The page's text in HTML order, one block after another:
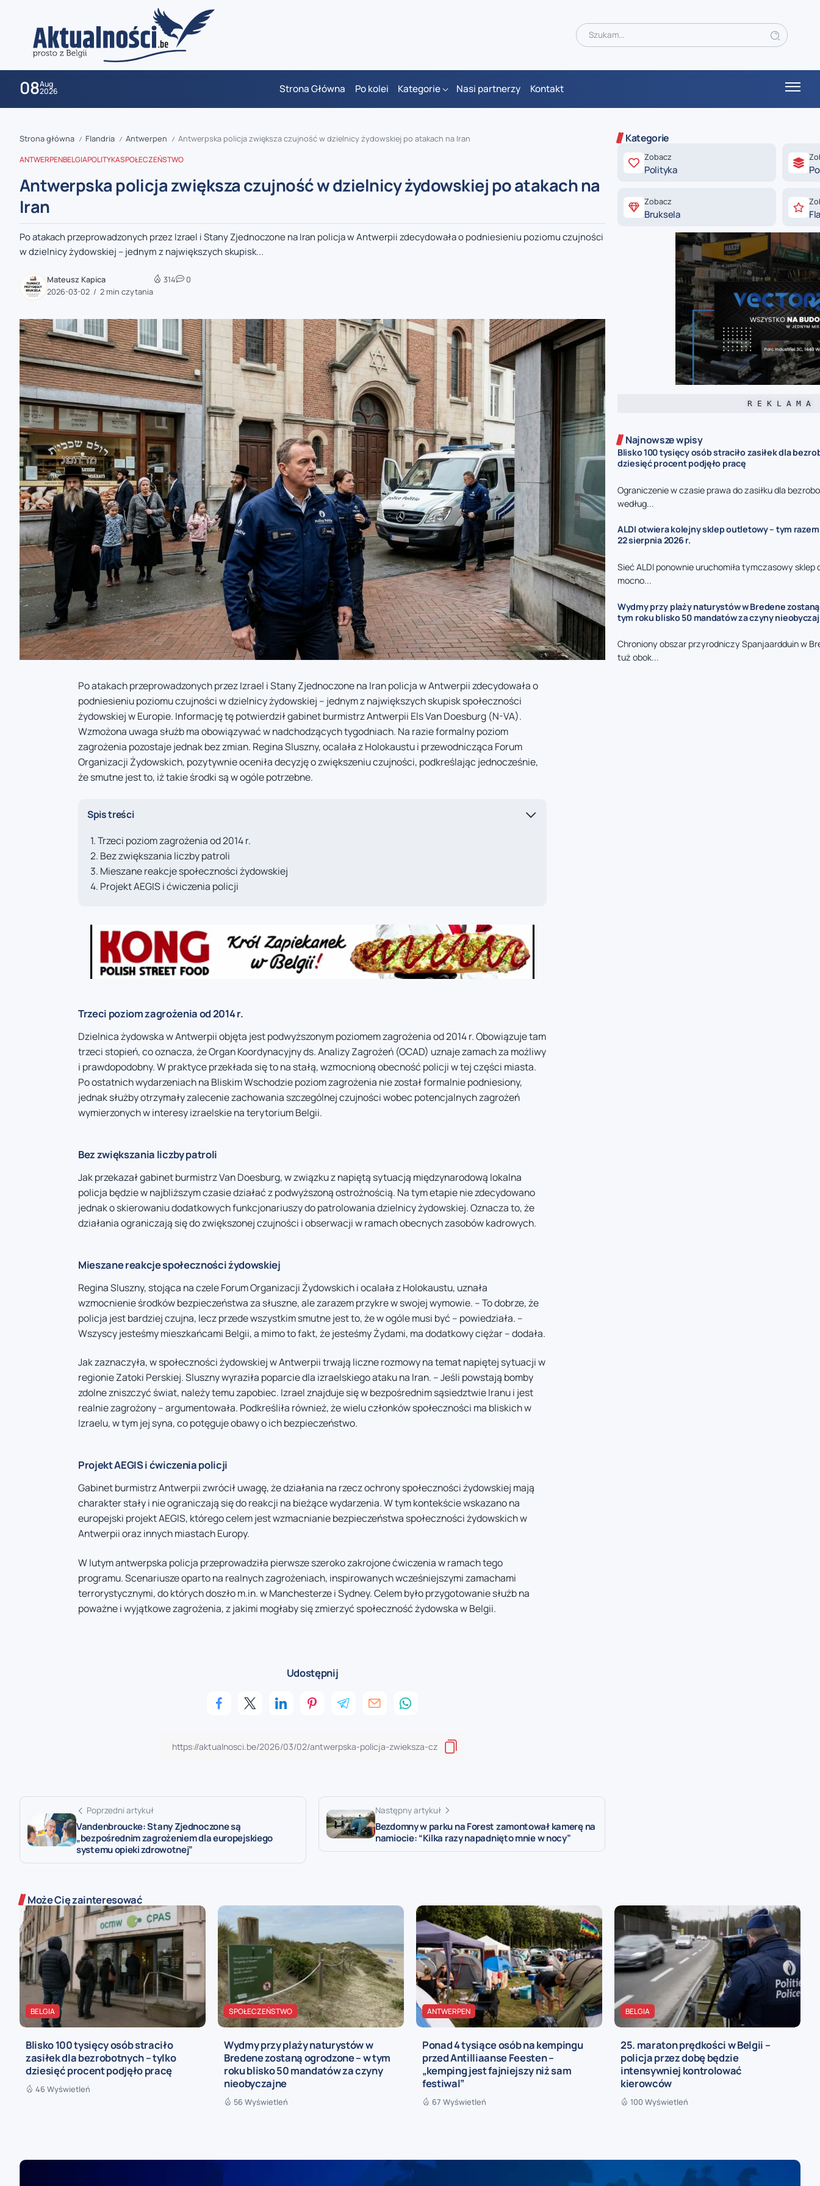
08Aug
2026 Strona Główna Po kolei Kategorie Nasi partnerzy Kontakt
zaobserwuj nas
zaobserwuj nas
zaobserwuj nas
zaobserwuj nas
zaobserwuj nas
Strona główna / Flandria / Antwerpen / Antwerpska policja zwiększa czujność w dzielnicy żydowskiej po atakach na Iran
ANTWERPENBELGIAPOLITYKASPOŁECZEŃSTWO
Antwerpska policja zwiększa czujność w dzielnicy żydowskiej po atakach na
Iran
Po atakach przeprowadzonych przez Izrael i Stany Zjednoczone na Iran policja w Antwerpii zdecydowała o podniesieniu poziomu czujności
w dzielnicy żydowskiej – jednym z największych skupisk...
Mateusz Kapica
2026-03-02
2 min czytania
314 0
Po atakach przeprowadzonych przez Izrael i Stany Zjednoczone na Iran policja w Antwerpii zdecydowała o
podniesieniu poziomu czujności w dzielnicy żydowskiej – jednym z największych skupisk społeczności
żydowskiej w Europie. Informację tę potwierdził gabinet burmistrz Antwerpii Els Van Doesburg (N-VA).
Wzmożona uwaga służb ma obowiązywać w nadchodzących tygodniach. Na razie formalny poziom
zagrożenia pozostaje jednak bez zmian. Regina Sluszny, ocalała z Holokaustu i przewodnicząca Forum
Organizacji Żydowskich, pozytywnie oceniła decyzję o zwiększeniu czujności, podkreślając jednocześnie,
że smutne jest to, iż takie środki są w ogóle potrzebne.
Spis treści
Trzeci poziom zagrożenia od 2014 r.
Bez zwiększania liczby patroli
Mieszane reakcje społeczności żydowskiej
Projekt AEGIS i ćwiczenia policji
Trzeci poziom zagrożenia od 2014 r.
Dzielnica żydowska w Antwerpii objęta jest podwyższonym poziomem zagrożenia od 2014 r. Obowiązuje tam
trzeci stopień, co oznacza, że Organ Koordynacyjny ds. Analizy Zagrożeń (OCAD) uznaje zamach za możliwy
i prawdopodobny. W praktyce przekłada się to na stałą, wzmocnioną obecność policji w tej części miasta.
Po ostatnich wydarzeniach na Bliskim Wschodzie poziom zagrożenia nie został formalnie podniesiony,
jednak służby otrzymały zalecenie zachowania szczególnej czujności wobec potencjalnych zagrożeń
wymierzonych w interesy izraelskie na terytorium Belgii.
Bez zwiększania liczby patroli
Jak przekazał gabinet burmistrz Van Doesburg, w związku z napiętą sytuacją międzynarodową lokalna
policja będzie w najbliższym czasie działać z podwyższoną ostrożnością. Na tym etapie nie zdecydowano
jednak o skierowaniu dodatkowych funkcjonariuszy do patrolowania dzielnicy żydowskiej. Oznacza to, że
działania ograniczają się do zwiększonej czujności i obserwacji w ramach obecnych zasobów kadrowych.
Mieszane reakcje społeczności żydowskiej
Regina Sluszny, stojąca na czele Forum Organizacji Żydowskich i ocalała z Holokaustu, uznała
wzmocnienie środków bezpieczeństwa za słuszne, ale zarazem przykre w swojej wymowie. – To dobrze, że
policja jest bardziej czujna, lecz przede wszystkim smutne jest to, że w ogóle musi być – powiedziała. –
Wszyscy jesteśmy mieszkańcami Belgii, a mimo to fakt, że jesteśmy Żydami, ma dodatkowy ciężar – dodała.
Jak zaznaczyła, w społeczności żydowskiej w Antwerpii trwają liczne rozmowy na temat napiętej sytuacji w
regionie Zatoki Perskiej. Sluszny wyraziła poparcie dla izraelskiego ataku na Iran. – Jeśli powstają bomby
zdolne zniszczyć świat, należy temu zapobiec. Izrael znajduje się w bezpośrednim sąsiedztwie Iranu i jest
realnie zagrożony – argumentowała. Podkreśliła również, że wielu członków społeczności ma bliskich w
Izraelu, w tym jej syna, co potęguje obawy o ich bezpieczeństwo.
Projekt AEGIS i ćwiczenia policji
Gabinet burmistrz Antwerpii zwrócił uwagę, że działania na rzecz ochrony społeczności żydowskiej mają
charakter stały i nie ograniczają się do reakcji na bieżące wydarzenia. W tym kontekście wskazano na
europejski projekt AEGIS, którego celem jest wzmacnianie bezpieczeństwa społeczności żydowskich w
Antwerpii oraz innych miastach Europy.
W lutym antwerpska policja przeprowadziła pierwsze szeroko zakrojone ćwiczenia w ramach tego
programu. Scenariusze oparto na realnych zagrożeniach, inspirowanych wcześniejszymi zamachami
terrorystycznymi, do których doszło m.in. w Manchesterze i Sydney. Celem było przygotowanie służb na
poważne i wyjątkowe zagrożenia, z jakimi mogłaby się zmierzyć społeczność żydowska w Belgii.
Udostępnij
Poprzedni artykuł
Vandenbroucke: Stany Zjednoczone są
„bezpośrednim zagrożeniem dla europejskiego
systemu opieki zdrowotnej”
Następny artykuł
Bezdomny w parku na Forest zamontował kamerę na
namiocie: “Kilka razy napadnięto mnie w nocy”
Kategorie
Zobacz
Polityka
Zobacz
Bruksela
R E K L A M A
Najnowsze wpisy
Blisko 100 tysięcy osób straciło zasiłek dla
dziesięć procent podjęło pracę
Ograniczenie w czasie prawa do zasiłku dla
według...
ALDI otwiera kolejny sklep outletowy – tym razem
22 sierpnia 2026 r.
Sieć ALDI ponownie uruchomiła tymczasowy
mocno...
Wydmy przy plaży naturystów w Bredene
tym roku blisko 50 mandatów za czyny
Chroniony obszar przyrodniczy Spanjaardduin w
tuż obok...
Może Cię zainteresować
BELGIA
Blisko 100 tysięcy osób straciło
zasiłek dla bezrobotnych – tylko
dziesięć procent podjęło pracę
46 Wyświetleń
SPOŁECZEŃSTWO
Wydmy przy plaży naturystów w
Bredene zostaną ogrodzone – w tym
roku blisko 50 mandatów za czyny
nieobyczajne
56 Wyświetleń
ANTWERPEN
Ponad 4 tysiące osób na kempingu
przed Antilliaanse Feesten –
„kemping jest fajniejszy niż sam
festiwal”
67 Wyświetleń
BELGIA
25. maraton prędkości w Belgii –
policja przez dobę będzie
intensywniej kontrolować
kierowców
100 Wyświetleń